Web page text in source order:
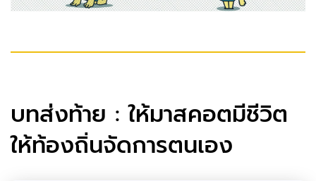
บทส่งท้าย : ให้มาสคอตมีชีวิต
ให้ท้องถิ่นจัดการตนเอง